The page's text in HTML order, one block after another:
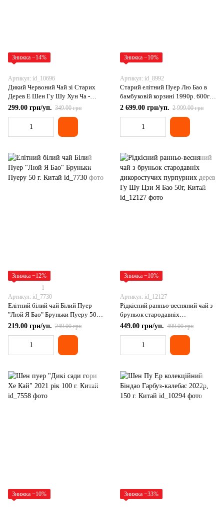
Знижка −14%
Артикул: id_10696
Дикий Червоний Чай зі Старих
Дерев Е Шен Гу Шу Хун Ча -
активізує розумову діяльність,
50г, Китай
299.00 грн/уп. 349.00 грн
Знижка −10%
Артикул: id_8992
Старий елітний Пуер Лю Бао в
бамбуковій корзині 1990р. 600г.
Китай
2 699.00 грн/уп. 2 999.00 грн
Знижка −12%
1
Артикул: id_7730
Елітний білий чай Білий Пуер
"Люй Я Бао" Бруньки Пуеру 50 г.
Китай
219.00 грн/уп. 249.00 грн
Знижка −10%
Артикул: id_12127
Рідкісний ранньо-весняний чай з
бруньок стародавніх
дикоростучих пурпурних дерев
449.00 грн/уп. 499.00 грн
Знижка −10% Знижка −33%